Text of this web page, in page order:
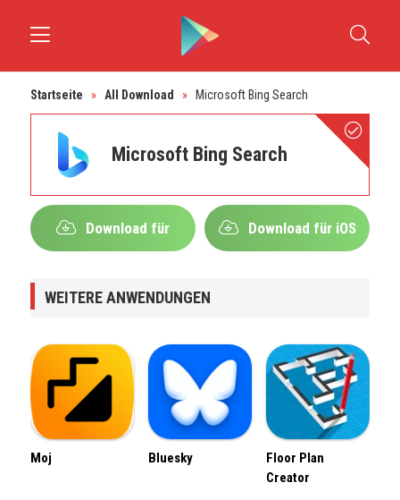
Startseite » All Download » Microsoft Bing Search
Microsoft Bing Search
Download für Download für iOS
WEITERE ANWENDUNGEN
Moj Bluesky
Floor Plan
Creator